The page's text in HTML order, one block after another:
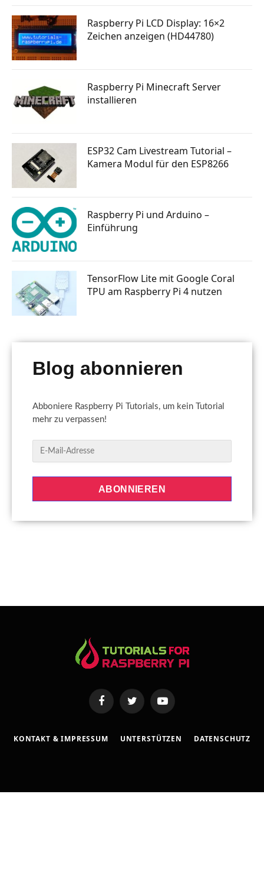
Raspberry Pi LCD Display: 16×2
Zeichen anzeigen (HD44780)
Raspberry Pi Minecraft Server
installieren
ESP32 Cam Livestream Tutorial –
Kamera Modul für den ESP8266
Raspberry Pi und Arduino –
Einführung
TensorFlow Lite mit Google Coral
TPU am Raspberry Pi 4 nutzen
Blog abonnieren
Abboniere Raspberry Pi Tutorials, um kein Tutorial
mehr zu verpassen!
-
ABONNIEREN
FacebookTwitter YouTube
KONTAKT & IMPRESSUM UNTERSTÜTZEN DATENSCHUTZ